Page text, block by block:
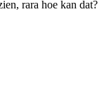
rara hoe kan dat?